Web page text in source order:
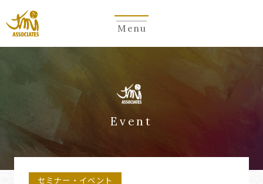
Menu
Event
セミナー・イベント